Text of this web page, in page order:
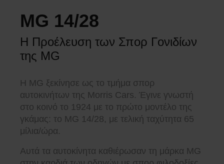
MG 14/28
Η Προέλευση των Σπορ Γονιδίων
της MG
Η MG ξεκίνησε ως το τμήμα σπορ
αυτοκινήτων της Morris Cars. Έγινε γνωστή
στο κοινό το 1924 με το πρώτο μοντέλο της
γκάμας: το MG 14/28, με τελική ταχύτητα 65
μίλια/ώρα.
Αυτά τα αυτοκίνητα καθιέρωσαν τη μάρκα MG